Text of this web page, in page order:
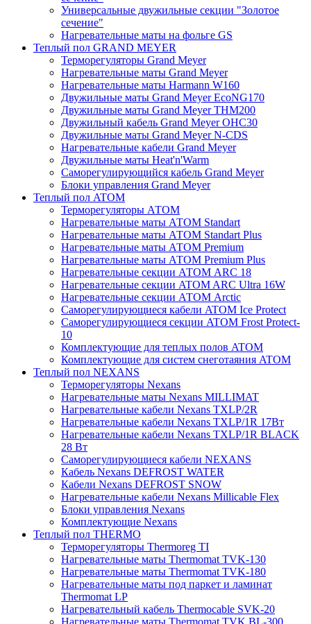
Универсальные двужильные секции "Золотое
сечение"
Нагревательные маты на фольге GS
Теплый пол GRAND MEYER
Терморегуляторы Grand Meyer
Нагревательные маты Grand Meyer
Нагревательные маты Harmann W160
Двужильные маты Grand Meyer EcoNG170
Двужильные маты Grand Meyer THM200
Двужильный кабель Grand Meyer OHC30
Двужильные маты Grand Meyer N-CDS
Нагревательные кабели Grand Meyer
Двужильные маты Heat'n'Warm
Саморегулирующийся кабель Grand Meyer
Блоки управления Grand Meyer
Теплый пол ATOM
Терморегуляторы АТОМ
Нагревательные маты АТОМ Standart
Нагревательные маты АТОМ Standart Plus
Нагревательные маты АТОМ Premium
Нагревательные маты АТОМ Premium Plus
Нагревательные секции АТОМ ARC 18
Нагревательные секции ATOM ARC Ultra 16W
Нагревательные секции АТОМ Arctic
Саморегулирующиеся кабели ATOM Ice Protect
Саморегулирующиеся секции ATOM Frost Protect-
10
Комплектующие для теплых полов ATOM
Комплектующие для систем снеготаяния ATOM
Теплый пол NEXANS
Терморегуляторы Nexans
Нагревательные маты Nexans MILLIMAT
Нагревательные кабели Nexans TXLP/2R
Нагревательные кабели Nexans TXLP/1R 17Вт
Нагревательные кабели Nexans TXLP/1R BLACK
28 Вт
Саморегулирующиеся кабели NEXANS
Кабель Nexans DEFROST WATER
Кабели Nexans DEFROST SNOW
Нагревательные кабели Nexans Millicable Flex
Блоки управления Nexans
Комплектующие Nexans
Теплый пол THERMO
Терморегуляторы Thermoreg TI
Нагревательные маты Thermomat TVK-130
Нагревательные маты Thermomat TVK-180
Нагревательные маты под паркет и ламинат
Thermomat LP
Нагревательный кабель Thermocable SVK-20
Нагревательные маты Thermomat TVK BL-300